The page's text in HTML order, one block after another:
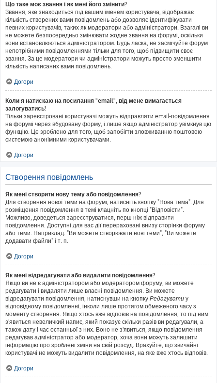
Що таке моє звання і як мені його змінити?
Звання, яке знаходиться під вашим іменем користувача, відображає
кількість створених вами повідомлень або дозволяє ідентифікувати
певних користувачів, таких як модератори або адміністратори. Взагалі ви
не можете безпосередньо змінювати жодне звання на форумі, оскільки
вони встановлюються адміністратором. Будь ласка, не засмічуйте форум
непотрібними повідомленнями тільки для того, щоб підвищити своє
звання. За це модератори чи адміністратори можуть просто зменшити
кількість написаних вами повідомлень.
Догори
Коли я натискаю на посилання "email", від мене вимагається
залогуватись!
Тільки зареєстровані користувачі можуть відправляти email-повідомлення
на форумі через вбудовану форму, і лише якщо адміністратор увімкнув цю
функцію. Це зроблено для того, щоб запобігти зловживанню поштовою
системою анонімними користувачами.
Догори
Створення повідомлень
Як мені створити нову тему або повідомлення?
Для створення нової теми на форумі, натисніть кнопку "Нова тема". Для
розміщення повідомлення в темі клацніть по кнопці "Відповісти".
Можливо, доведеться зареєструватися, перш ніж відправити
повідомлення. Доступні для вас дії перераховані внизу сторінки форуму
або теми. Наприклад: "Ви можете створювати нові теми", "Ви можете
додавати файли" і т. п.
Догори
Як мені відредагувати або видалити повідомлення?
Якщо ви не є адміністратором або модератором форуму, ви можете
редагувати і видаляти лише власні повідомлення. Ви можете
відредагувати повідомлення, натиснувши на кнопку Редагувати у
відповідному повідомленні, інколи лише протягом обмеженого часу з
моменту створення. Якщо хтось вже відповів на повідомлення, то під ним
з'явиться невеличкий напис, який показує скільки разів ви редагували, а
також дату і час останньої з них. Воно не з'явиться, якщо повідомлення
редагував адміністратор або модератор, хоча вони можуть залишити
інформацію про зроблені зміни на свій розсуд. Врахуйте, що звичайні
користувачі не можуть видалити повідомлення, на яке вже хтось відповів.
Догори